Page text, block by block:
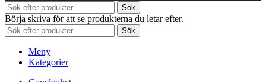
Sök
Börja skriva för att se produkterna du letar efter.
Sök
Meny
Kategorier